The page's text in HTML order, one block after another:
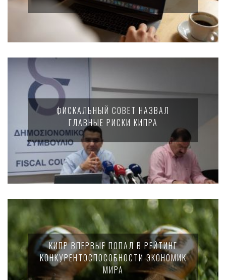
ФИСКАЛЬНЫЙ СОВЕТ НАЗВАЛ
ГЛАВНЫЕ РИСКИ КИПРА
КИПР ВПЕРВЫЕ ПОПАЛ В РЕЙТИНГ
КОНКУРЕНТОСПОСОБНОСТИ ЭКОНОМИК
МИРА